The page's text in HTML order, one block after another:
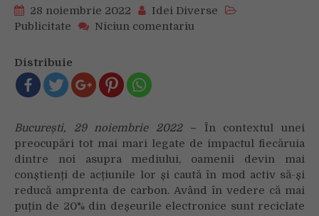
28 noiembrie 2022
Idei Diverse
Publicitate
Niciun comentariu
îmbunătățești
performanța
computerului,
să
îi
prelungești
Distribuie
București, 29 noiembrie 2022– În contextul unei
preocupări tot mai mari legate de impactul fiecăruia
dintre noi asupra mediului, oamenii devin mai
conștienți de acțiunile lor și caută în mod activ să-și
reducă amprenta de carbon. Având în vedere că mai
puțin de 20% din deșeurile electronice sunt reciclate